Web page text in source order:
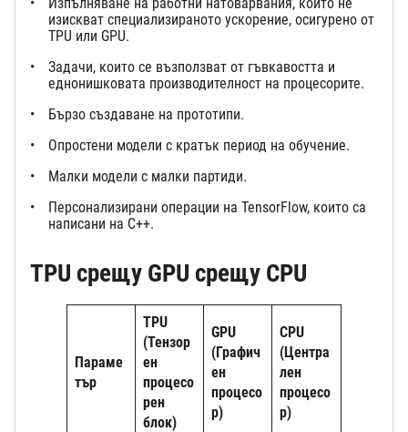
изискват специализираното ускорение, осигурено от
TPU или GPU.
Задачи, които се възползват от гъвкавостта и
еднонишковата производителност на процесорите.
Бързо създаване на прототипи.
Опростени модели с кратък период на обучение.
Малки модели с малки партиди.
Персонализирани операции на TensorFlow, които са
написани на C++.
TPU срещу GPU срещу CPU
Параме
тър
TPU
(Тензор
ен
процесо
рен
блок)
GPU
(Графич
ен
процесо
р)
CPU
(Центра
лен
процесо
р)